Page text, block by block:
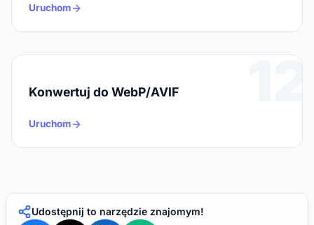
Uruchom
12
Konwertuj do WebP/AVIF
Uruchom
Udostępnij to narzędzie znajomym!